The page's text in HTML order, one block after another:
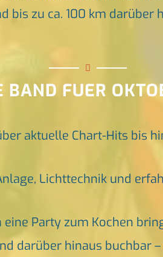
bis zu ca. 100 km
FUER
über aktuelle Chart-Hits bis
Lichttechnik und
Party zum Kochen
darüber hinaus buchbar